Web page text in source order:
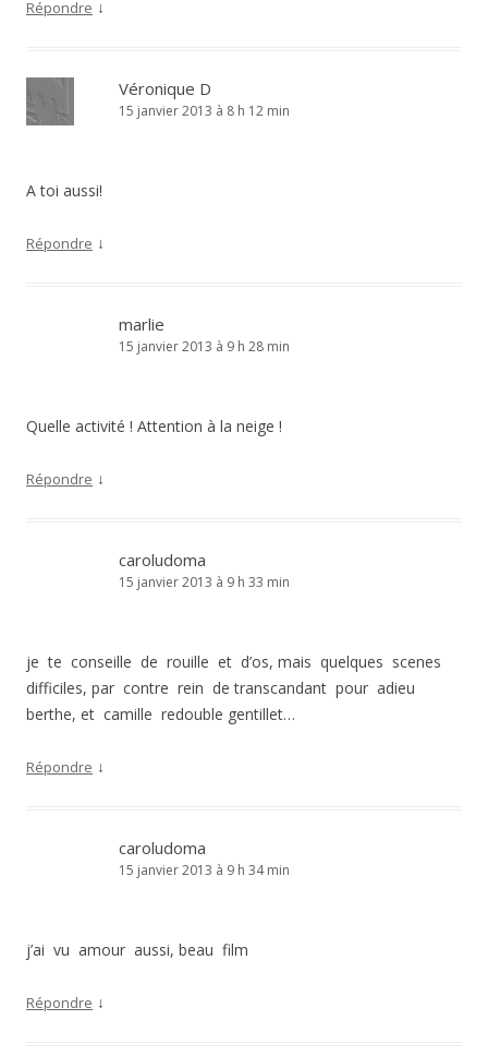
Répondre ↓
Véronique D
15 janvier 2013 à 8 h 12 min
A toi aussi!
Répondre ↓
marlie
15 janvier 2013 à 9 h 28 min
Quelle activité ! Attention à la neige !
Répondre ↓
caroludoma
15 janvier 2013 à 9 h 33 min
je te conseille de rouille et d’os, mais quelques scenes
difficiles, par contre rein de transcandant pour adieu
berthe, et camille redouble gentillet…
Répondre ↓
caroludoma
15 janvier 2013 à 9 h 34 min
j’ai vu amour aussi, beau film
Répondre ↓